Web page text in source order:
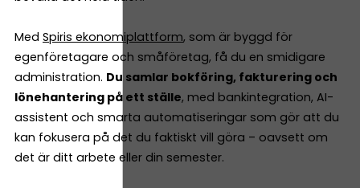
Med Spiris ekonomiplattform, som är byggd för
egenföretagare och småföretag, få du en smidigare
administration. Du samlar bokföring, fakturering och
lönehantering på ett ställe, med bankintegration, AI-
assistent och smarta automatiseringar som gör att du
kan fokusera på det du faktiskt vill göra – oavsett om
det är ditt arbete eller din semester.